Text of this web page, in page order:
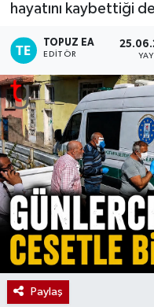
hayatını kaybettiği
TOPUZ EA
EDITÖR
Paylaş
TÜRKİYE